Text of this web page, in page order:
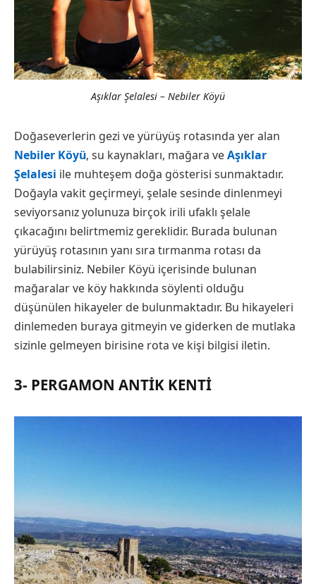
Aşıklar Şelalesi – Nebiler Köyü
Doğaseverlerin gezi ve yürüyüş rotasında yer alan
Nebiler Köyü, su kaynakları, mağara veAşıklar
Şelalesi ile muhteşem doğa gösterisi sunmaktadır.
Doğayla vakit geçirmeyi, şelale sesinde dinlenmeyi
seviyorsanız yolunuza birçok irili ufaklı şelale
çıkacağını belirtmemiz gereklidir. Burada bulunan
yürüyüş rotasının yanı sıra tırmanma rotası da
bulabilirsiniz. Nebiler Köyü içerisinde bulunan
mağaralar ve köy hakkında söylenti olduğu
düşünülen hikayeler de bulunmaktadır. Bu hikayeleri
dinlemeden buraya gitmeyin ve giderken de mutlaka
sizinle gelmeyen birisine rota ve kişi bilgisi iletin.
3- PERGAMON ANTIK KENTI